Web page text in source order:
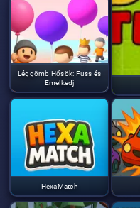
Léggömb Hősök: Fuss és
Emelkedj
HexaMatch